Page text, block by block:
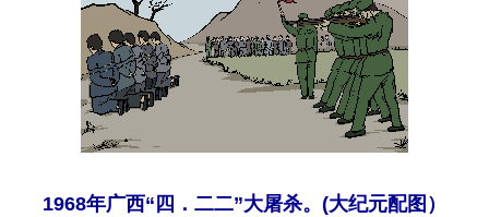
1968年广西“四．二二”大屠杀。(大纪元配图）